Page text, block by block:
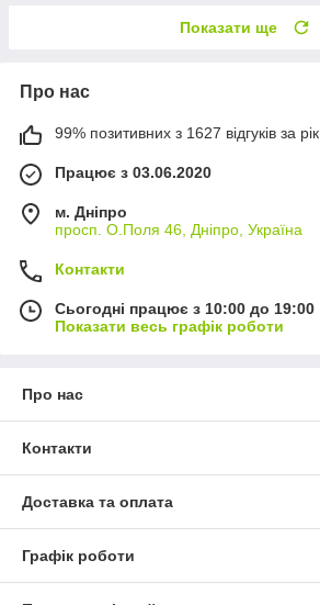
Показати ще
Про нас
99% позитивних з 1627 відгуків за рік
Працює з 03.06.2020
м. Дніпро
просп. О.Поля 46, Дніпро, Україна
Контакти
Сьогодні працює з 10:00 до 19:00
Показати весь графік роботи
Про нас
Контакти
Доставка та оплата
Графік роботи